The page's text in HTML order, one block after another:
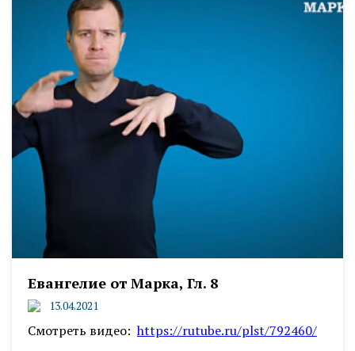
Евангелие от Марка, Гл. 8
13.04.2021
Смотреть видео:https://rutube.ru/plst/792460/